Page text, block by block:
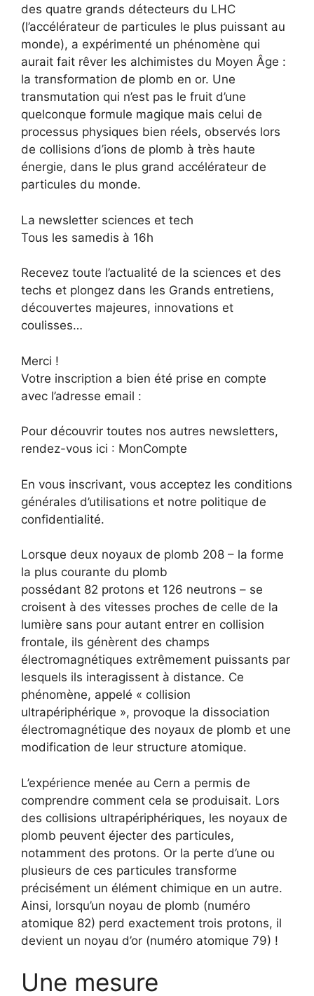
des quatre grands détecteurs du LHC
(l’accélérateur de particules le plus puissant au
monde), a expérimenté un phénomène qui
aurait fait rêver les alchimistes du Moyen Âge :
la transformation de plomb en or. Une
transmutation qui n’est pas le fruit d’une
quelconque formule magique mais celui de
processus physiques bien réels, observés lors
de collisions d’ions de plomb à très haute
énergie, dans le plus grand accélérateur de
particules du monde.
La newsletter sciences et tech
Tous les samedis à 16h
Recevez toute l’actualité de la sciences et des
techs et plongez dans les Grands entretiens,
découvertes majeures, innovations et
coulisses…
Merci !
Votre inscription a bien été prise en compte
avec l’adresse email :
Pour découvrir toutes nos autres newsletters,
rendez-vous ici : MonCompte
En vous inscrivant, vous acceptez les conditions
générales d’utilisations et notre politique de
confidentialité.
Lorsque deux noyaux de plomb 208 – la forme
la plus courante du plomb
possédant 82 protons et 126 neutrons – se
croisent à des vitesses proches de celle de la
lumière sans pour autant entrer en collision
frontale, ils génèrent des champs
électromagnétiques extrêmement puissants par
lesquels ils interagissent à distance. Ce
phénomène, appelé « collision
ultrapériphérique », provoque la dissociation
électromagnétique des noyaux de plomb et une
modification de leur structure atomique.
L’expérience menée au Cern a permis de
comprendre comment cela se produisait. Lors
des collisions ultrapériphériques, les noyaux de
plomb peuvent éjecter des particules,
notamment des protons. Or la perte d’une ou
plusieurs de ces particules transforme
précisément un élément chimique en un autre.
Ainsi, lorsqu’un noyau de plomb (numéro
atomique 82) perd exactement trois protons, il
devient un noyau d’or (numéro atomique 79) !
Une mesure